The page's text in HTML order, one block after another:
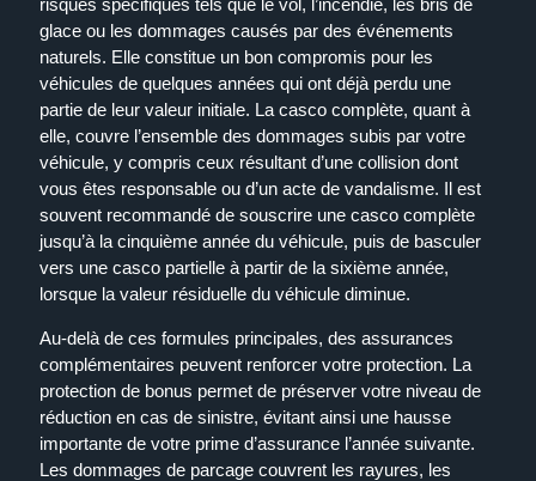
risques spécifiques tels que le vol, l’incendie, les bris de
glace ou les dommages causés par des événements
naturels. Elle constitue un bon compromis pour les
véhicules de quelques années qui ont déjà perdu une
partie de leur valeur initiale. La casco complète, quant à
elle, couvre l’ensemble des dommages subis par votre
véhicule, y compris ceux résultant d’une collision dont
vous êtes responsable ou d’un acte de vandalisme. Il est
souvent recommandé de souscrire une casco complète
jusqu’à la cinquième année du véhicule, puis de basculer
vers une casco partielle à partir de la sixième année,
lorsque la valeur résiduelle du véhicule diminue.
Au-delà de ces formules principales, des assurances
complémentaires peuvent renforcer votre protection. La
protection de bonus permet de préserver votre niveau de
réduction en cas de sinistre, évitant ainsi une hausse
importante de votre prime d’assurance l’année suivante.
Les dommages de parcage couvrent les rayures, les